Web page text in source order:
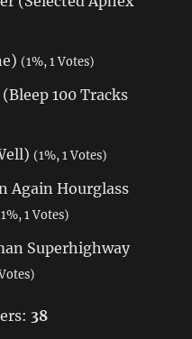
(1%, 1 Votes)
100 Tracks
(1%, 1 Votes)
Again Hourglass
1 Votes)
Superhighway
38